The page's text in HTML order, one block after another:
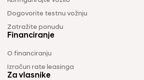
Dogovorite testnu vožnju
Zatražite ponudu
Financiranje
O financiranju
Izračun rate leasinga
Za vlasnike